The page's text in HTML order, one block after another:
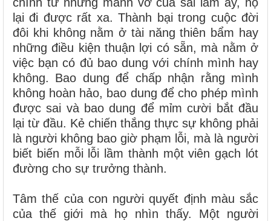
lại đi được rất xa. Thành bại trong cuộc đời
đôi khi không nằm ở tài năng thiên bẩm hay
những điều kiện thuận lợi có sẵn, mà nằm ở
việc bạn có đủ bao dung với chính mình hay
không. Bao dung để chấp nhận rằng mình
không hoàn hảo, bao dung để cho phép mình
được sai và bao dung để mỉm cười bắt đầu
lại từ đầu. Kẻ chiến thắng thực sự không phải
là người không bao giờ phạm lỗi, mà là người
biết biến mỗi lỗi lầm thành một viên gạch lót
đường cho sự trưởng thành.
Tâm thế của con người quyết định màu sắc
của thế giới mà họ nhìn thấy. Một người